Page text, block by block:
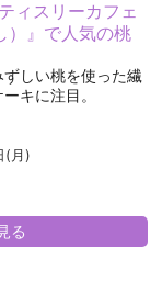
ィスリーカフェ
）』で人気の桃
しい桃を使った繊
キに注目。
(月)
る